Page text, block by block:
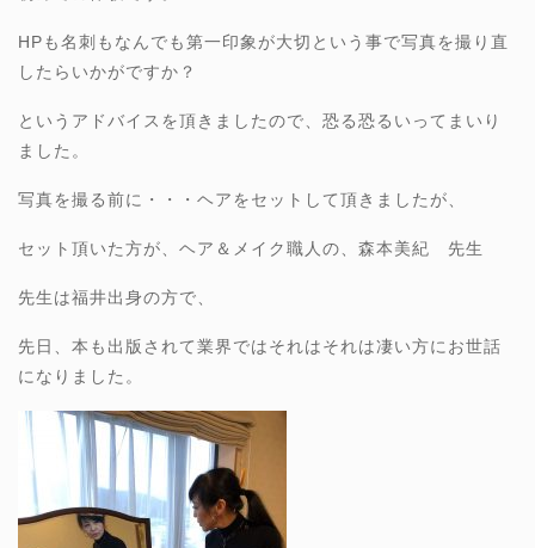
HPも名刺もなんでも第一印象が大切という事で写真を撮り直
したらいかがですか？
というアドバイスを頂きましたので、恐る恐るいってまいり
ました。
写真を撮る前に・・・ヘアをセットして頂きましたが、
セット頂いた方が、ヘア＆メイク職人の、森本美紀 先生
先生は福井出身の方で、
先日、本も出版されて業界ではそれはそれは凄い方にお世話
になりました。